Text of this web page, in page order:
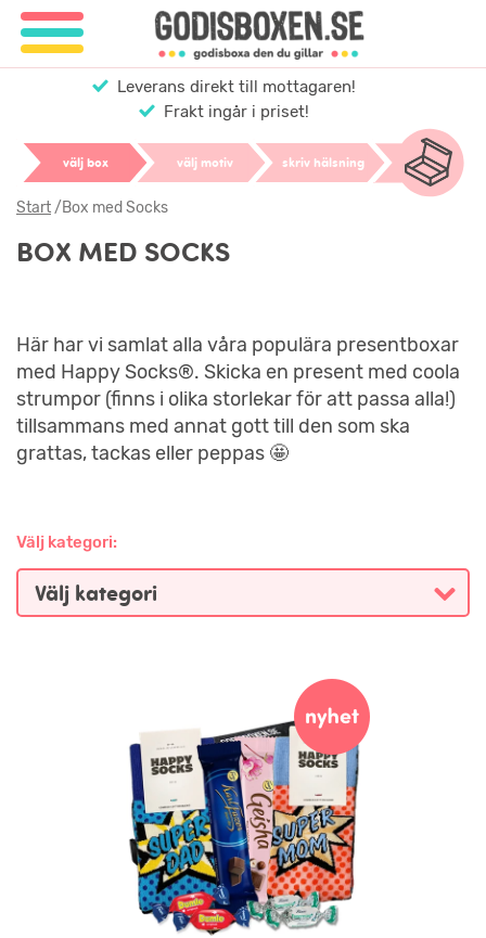
Leverans direkt till mottagaren!
Frakt ingår i priset!
välj box välj motiv skriv hälsning
Start/Box med Socks
BOX MED SOCKS
Här har vi samlat alla våra populära presentboxar
med Happy Socks®. Skicka en present med coola
strumpor (finns i olika storlekar för att passa alla!)
tillsammans med annat gott till den som ska
grattas, tackas eller peppas 🤩
Välj kategori: